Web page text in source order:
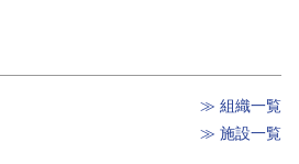
≫ 組織一覧
≫ 施設一覧